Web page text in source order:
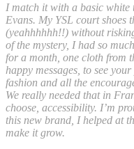
I match it with a basic white
Evans. My YSL court shoes
(yeahhhhhh!!) without
of the mystery, I had so
for a month, one cloth from
happy messages, to see
fashion and all the
We really needed that in
choose, accessibility. I’m
this new brand, I helped at
make it grow.